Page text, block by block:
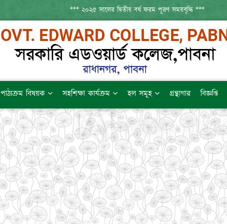
*** ২০২৫ সালের দ্বিতীয় বর্ষ ফরম পূরণ সময়বৃদ্ধি ***
পাঠ্যক্রম বিষয়ক সহশিক্ষা কার্যক্রম হল সমূহ গ্রন্থাগার বিজ্ঞপ্তি